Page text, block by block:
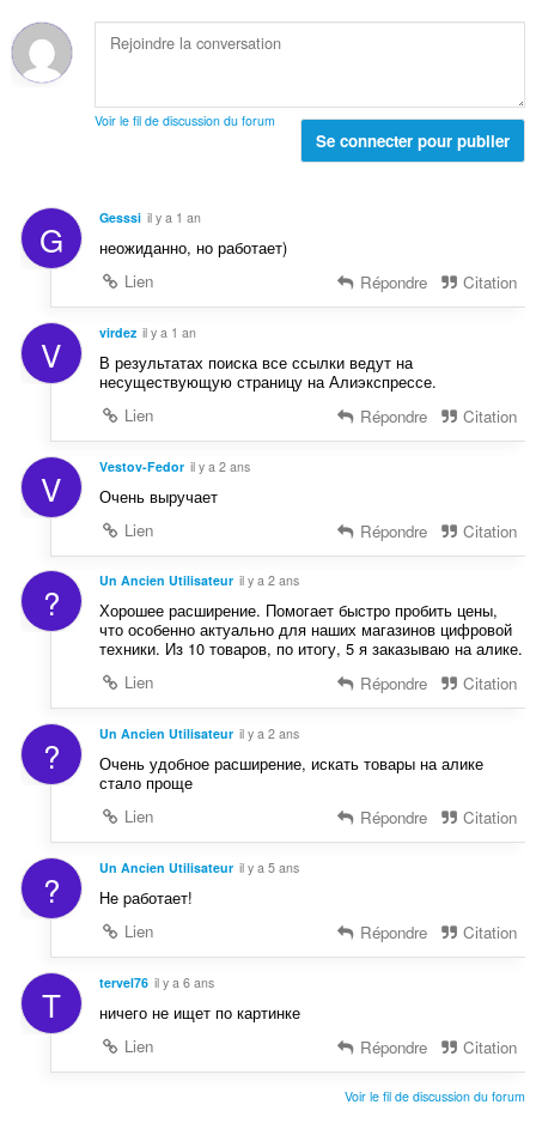
e
s
d
e
t
t
o
l
o
e
:
Voir le fil de discussion du forum
Se connecter pour publier
G Gesssi il y a 1 an
неожиданно, но работает)
Lien
Répondre Citation
V virdez il y a 1 an
В результатах поиска все ссылки ведут на
несуществующую страницу на Алиэкспрессе.
Lien
Répondre Citation
V Vestov-Fedor il y a 2 ans
Очень выручает
Lien
Répondre Citation
? Un Ancien Utilisateur il y a 2 ans
Хорошее расширение. Помогает быстро пробить цены,
что особенно актуально для наших магазинов цифровой
техники. Из 10 товаров, по итогу, 5 я заказываю на алике.
Lien
Répondre Citation
? Un Ancien Utilisateur il y a 2 ans
Очень удобное расширение, искать товары на алике
стало проще
Lien
Répondre Citation
? Un Ancien Utilisateur il y a 5 ans
He pаботает!
Lien
Répondre Citation
T tervel76 il y a 6 ans
ничего не ищет по картинке
Lien
Répondre Citation
Voir le fil de discussion du forum